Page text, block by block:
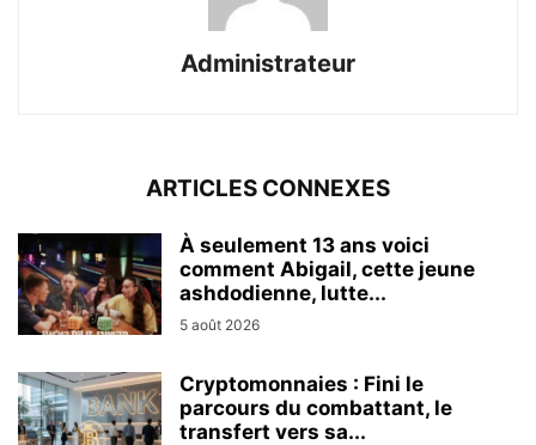
Administrateur
ARTICLES CONNEXES
À seulement 13 ans voici
comment Abigail, cette jeune
ashdodienne, lutte...
5 août 2026
Cryptomonnaies : Fini le
parcours du combattant, le
transfert vers sa...